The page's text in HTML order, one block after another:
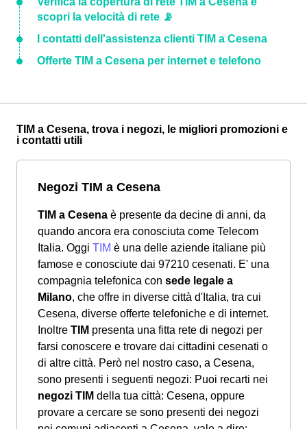
scopri la velocità di rete 📡
I contatti dell'assistenza clienti TIM a Cesena
Offerte TIM a Cesena per internet e telefono
TIM a Cesena, trova i negozi, le migliori promozioni e
i contatti utili
Negozi TIM a Cesena
TIM a Cesena è presente da decine di anni, da
quando ancora era conosciuta come Telecom
Italia. Oggi TIM è una delle aziende italiane più
famose e conosciute dai 97210 cesenati. E' una
compagnia telefonica con sede legale a
Milano, che offre in diverse città d'Italia, tra cui
Cesena, diverse offerte telefoniche e di internet.
Inoltre TIM presenta una fitta rete di negozi per
farsi conoscere e trovare dai cittadini cesenati o
di altre città. Però nel nostro caso, a Cesena,
sono presenti i seguenti negozi: Puoi recarti nei
negozi TIM della tua città: Cesena, oppure
provare a cercare se sono presenti dei negozi